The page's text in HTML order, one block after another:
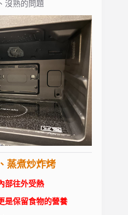
沒熟的問題
蒸煮炒炸烤
部往外受熱
是保留食物的營養